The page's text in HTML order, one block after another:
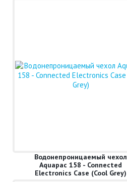
Водонепроницаемый чехол
Aquapac 158 - Connected
Electronics Case (Cool Grey)